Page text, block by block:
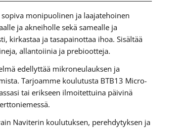
monipuolinen ja laajatehoinen
ja akneiholle sekä samealle ja
kirkastaa ja tasapainottaa ihoa. Sisältää
allantoiinia ja prebiootteja.
edellyttää mikroneulauksen ja
Tarjoamme koulutusta BTB13 Micro-
tai erikseen ilmoitettuina päivinä
Naviterin koulutuksen, perehdytyksen ja